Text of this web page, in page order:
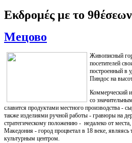
Εκδρομές με το
Мецово
Живописный
посетителей
построенный в
Пиндос на
Коммерческий
со
славится продуктами местного производства -
также изделиями ручной работы - гравюры на
стратегическому положению - недалеко от
Македония - город процветал в 18 веке,
культурным центром.